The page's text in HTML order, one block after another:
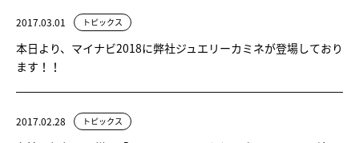
2017.03.01 トピックス
本日より、マイナビ2018に弊社ジュエリーカミネが登場しており
ます！！
2017.02.28 トピックス